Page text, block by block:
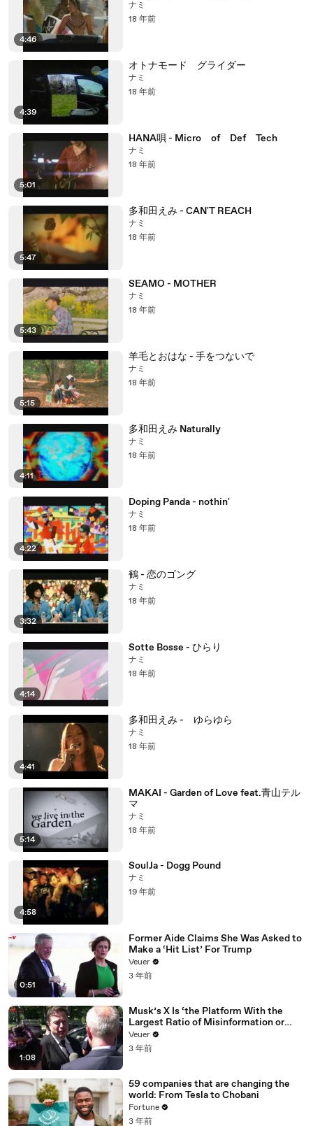
4:46
ナミ
18 年前
4:39
オトナモード グライダー
ナミ
18 年前
5:01
HANA唄 - Micro of Def Tech
ナミ
18 年前
5:47
多和田えみ - CAN'T REACH
ナミ
18 年前
5:43
SEAMO - MOTHER
ナミ
18 年前
5:15
羊毛とおはな - 手をつないで
ナミ
18 年前
4:11
多和田えみ Naturally
ナミ
18 年前
4:22
Doping Panda - nothin'
ナミ
18 年前
3:32
鶴 - 恋のゴング
ナミ
18 年前
4:14
Sotte Bosse - ひらり
ナミ
18 年前
4:41
多和田えみ - ゆらゆら
ナミ
18 年前
5:14
MAKAI - Garden of Love feat.青山テル
マ
ナミ
18 年前
4:58
SoulJa - Dogg Pound
ナミ
19 年前
0:51
Former Aide Claims She Was Asked to
Make a ‘Hit List’ For Trump
Veuer
3 年前
1:08
Musk’s X Is ‘the Platform With the
Largest Ratio of Misinformation or
Disinformation’ Amongst All Social
Media Platforms
Veuer
3 年前
59 companies that are changing the
world: From Tesla to Chobani
Fortune
3 年前